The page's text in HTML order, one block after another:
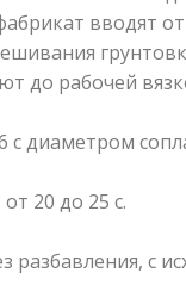
вводят
до рабочей
с диаметром
20 до 25 с.
с